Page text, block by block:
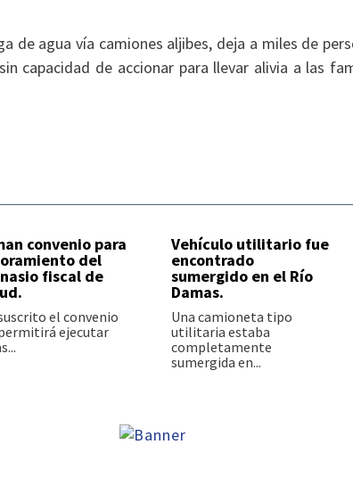
de agua vía camiones aljibes, deja a miles de
capacidad de accionar para llevar alivia a las
convenio para
del
fiscal de
el convenio
ejecutar
Vehículo utilitario fue
encontrado
sumergido en el Río
Damas.
Una camioneta tipo
utilitaria estaba
completamente
sumergida en...